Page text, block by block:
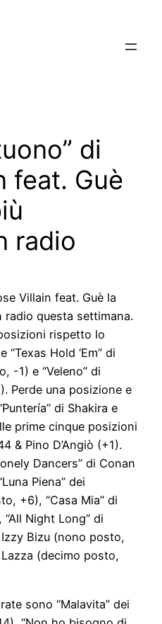
di
feat. Guè
radio
Villain feat. Guè la
questa settimana.
rispetto lo
Hold ‘Em” di
-1) e “Veleno” di
Perde una posizione e
di Shakira e
prime cinque posizioni
& Pino D’Angiò (+1).
Dancers” di Conan
Piena” dei
+6), “Casa Mia” di
Night Long” di
Bizu (nono posto,
(decimo posto,
sono “Malavita” dei